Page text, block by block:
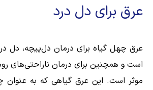
عرق برای دل درد
عرق چهل گیاه برای درمان دل‌پیچه، دل
است و همچنین برای درمان ناراحتی‌های
موثر است. این عرق گیاهی که به عنوان